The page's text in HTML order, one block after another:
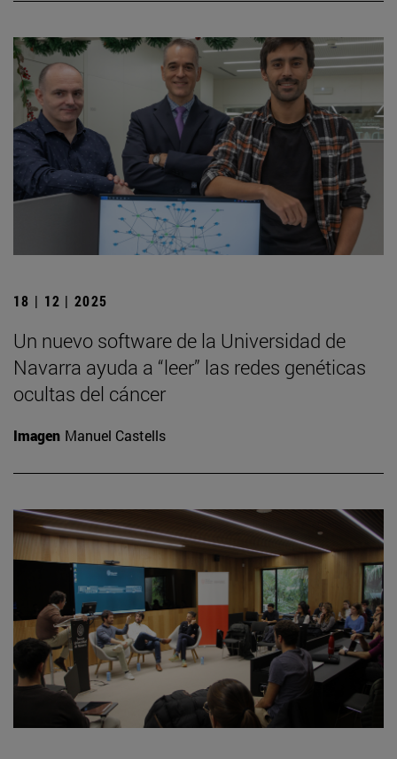
18 | 12 | 2025
Un nuevo software de la Universidad de
Navarra ayuda a “leer” las redes genéticas
ocultas del cáncer
Imagen Manuel Castells